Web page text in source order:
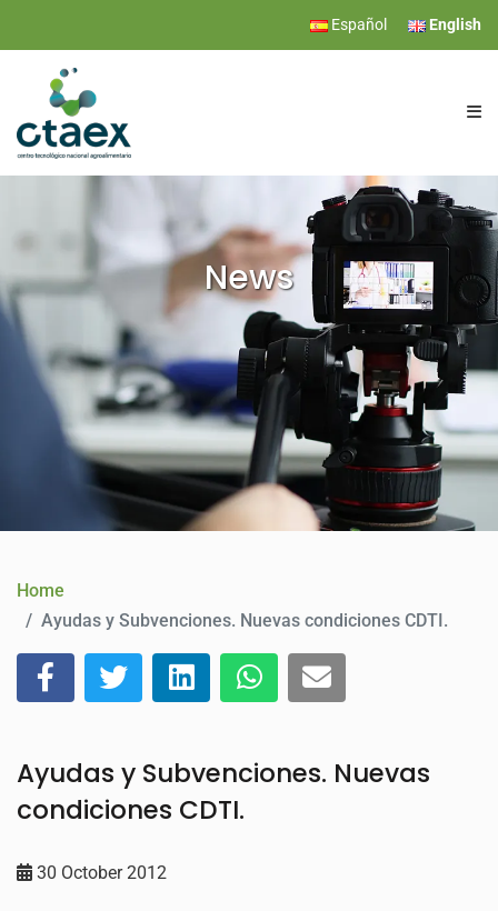
Español English
RESEARCH
SERVICES
EVENTS
NEWS
CONTACT
News
Home
Ayudas y Subvenciones. Nuevas condiciones CDTI.
Ayudas y Subvenciones. Nuevas
condiciones CDTI.
30 October 2012